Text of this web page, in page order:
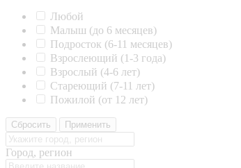
Любой
Малыш (до 6 месяцев)
Подросток (6-11 месяцев)
Взрослеющий (1-3 года)
Взрослый (4-6 лет)
Стареющий (7-11 лет)
Пожилой (от 12 лет)
Сбросить Применить
Город, регион